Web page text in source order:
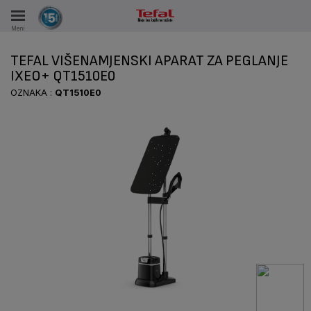
Meni
TOKOM 15 GODINA
TEFAL VIŠENAMJENSKI APARAT ZA PEGLANJE
IXEO+ QT1510E0
OZNAKA : QT1510E0